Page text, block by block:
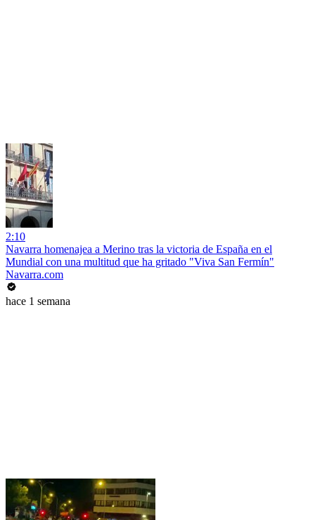
2:10
Navarra homenajea a Merino tras la victoria de España en el
Mundial con una multitud que ha gritado "Viva San Fermín"
Navarra.com
hace 1 semana